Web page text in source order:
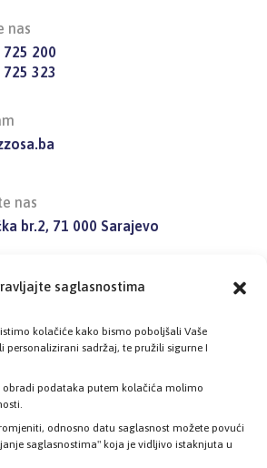
saglasnostima
kolačiće kako bismo poboljšali Vaše
personalizirani sadržaj, te pružili sigurne I
podataka putem kolačića molimo
odnosno datu saglasnost možete povući
saglasnostima" koja je vidljivo istaknjuta u
nas
200
323
nas
br.2, 71 000 Sarajevo